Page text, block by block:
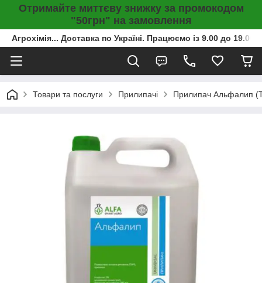
Отримайте миттєву знижку за промокодом
"50грн" на замовлення
Агрохімія... Доставка по Україні. Працюємо із 9.00 до
Товари та послуги Прилипачі Прилипач Альфалип